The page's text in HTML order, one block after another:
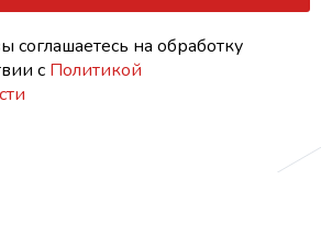
соглашаетесь на обработку
с Политикой